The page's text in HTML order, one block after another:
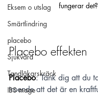
Eksem o utslag
Smärtlindring
placebo
Sjukvård
Tandläkarskräck
IBS mage
fungerar det?
Placebo effekten
Placebo: Tänk dig att du
troende att det är en